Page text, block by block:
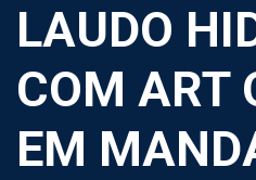
LAUDO
COM ART
EM